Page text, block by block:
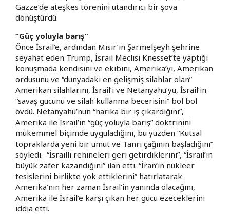
Gazze’de ateşkes törenini utandırıcı bir şova
dönüştürdü.
“Güç yoluyla barış”
Önce İsrail’e, ardından Mısır’ın Şarmelşeyh şehrine
seyahat eden Trump, İsrail Meclisi Knesset’te yaptığı
konuşmada kendisini ve ekibini, Amerika’yı, Amerikan
ordusunu ve “dünyadaki en gelişmiş silahlar olan”
Amerikan silahlarını, İsrail’i ve Netanyahu’yu, İsrail’in
“savaş gücünü ve silah kullanma becerisini” bol bol
övdü. Netanyahu’nun “harika bir iş çıkardığını”,
Amerika ile İsrail’in “güç yoluyla barış” doktrinini
mükemmel biçimde uyguladığını, bu yüzden “Kutsal
topraklarda yeni bir umut ve Tanrı çağının başladığını”
söyledi. “İsrailli rehineleri geri getirdiklerini”, “İsrail’in
büyük zafer kazandığını” ilan etti. “İran’ın nükleer
tesislerini birlikte yok ettiklerini” hatırlatarak
Amerika’nın her zaman İsrail’in yanında olacağını,
Amerika ile İsrail’e karşı çıkan her gücü ezeceklerini
iddia etti.